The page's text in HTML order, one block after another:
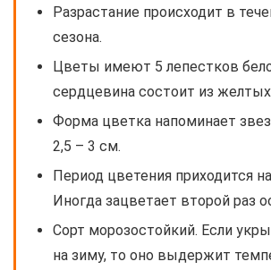
Разрастание происходит в
сезона.
Цветы имеют 5 лепестков
сердцевина состоит из
Форма цветка напоминает
2,5 – 3 см.
Период цветения приходится
Иногда зацветает второй раз
Сорт морозостойкий. Если
на зиму, то оно выдержит